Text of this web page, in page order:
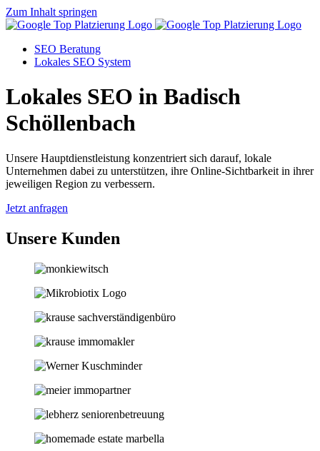
Zum Inhalt springen
SEO Beratung
Lokales SEO System
Lokales SEO in Badisch
Schöllenbach
Unsere Hauptdienstleistung konzentriert sich darauf, lokale
Unternehmen dabei zu unterstützen, ihre Online-Sichtbarkeit in ihrer
jeweiligen Region zu verbessern.
Jetzt anfragen
Unsere Kunden